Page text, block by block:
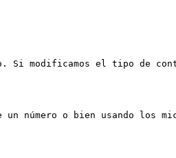
Si modificamos el tipo de
un número o bien usando